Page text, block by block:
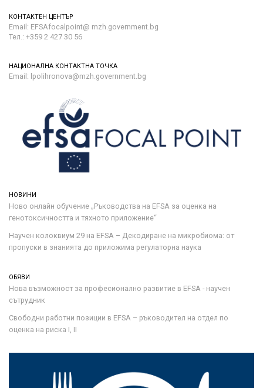
КОНТАКТЕН ЦЕНТЪР
Email: EFSAfocalpoint@ mzh.government.bg
Тел.: +359 2 427 30 56
НАЦИОНАЛНА КОНТАКТНА ТОЧКА
Email: lpolihronova@mzh.government.bg
НОВИНИ
Ново онлайн обучение „Ръководства на ЕFSA за оценка на
генотоксичността и тяхното приложение“
Научен колоквиум 29 на EFSA – Декодиране на микробиома: от
пропуски в знанията до приложима регулаторна наука
ОБЯВИ
Нова възможност за професионално развитие в EFSA - научен
сътрудник
Свободни работни позиции в EFSA – ръководител на отдел по
оценка на риска I, II